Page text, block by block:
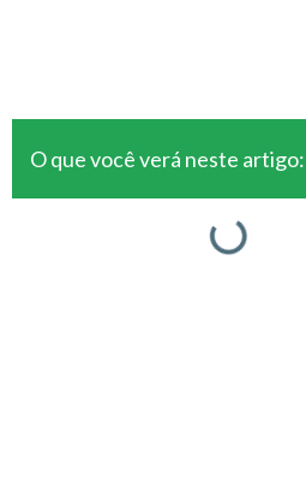
O que você verá neste artigo: